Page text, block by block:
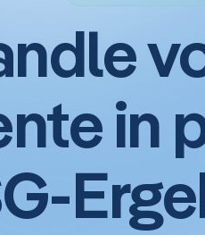
in